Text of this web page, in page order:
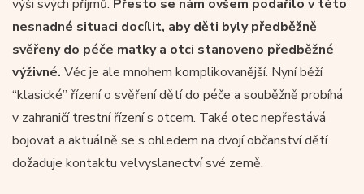
výši svých příjmů. Přesto se nám ovšem podařilo v této
nesnadné situaci docílit, aby děti byly předběžně
svěřeny do péče matky a otci stanoveno předběžné
výživné. Věc je ale mnohem komplikovanější. Nyní běží
“klasické” řízení o svěření dětí do péče a souběžně probíhá
v zahraničí trestní řízení s otcem. Také otec nepřestává
bojovat a aktuálně se s ohledem na dvojí občanství dětí
dožaduje kontaktu velvyslanectví své země.